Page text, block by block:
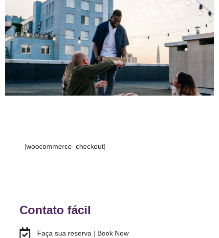
[woocommerce_checkout]
Contato fácil
Faça sua reserva | Book Now